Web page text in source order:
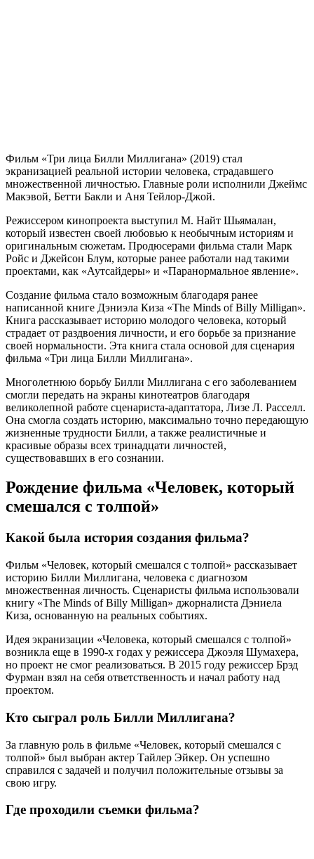
Фильм «Три лица Билли Миллигана» (2019) стал
экранизацией реальной истории человека, страдавшего
множественной личностью. Главные роли исполнили Джеймс
Макэвой, Бетти Бакли и Аня Тейлор-Джой.
Режиссером кинопроекта выступил М. Найт Шьямалан,
который известен своей любовью к необычным историям и
оригинальным сюжетам. Продюсерами фильма стали Марк
Ройс и Джейсон Блум, которые ранее работали над такими
проектами, как «Аутсайдеры» и «Паранормальное явление».
Создание фильма стало возможным благодаря ранее
написанной книге Дэниэла Киза «The Minds of Billy Milligan».
Книга рассказывает историю молодого человека, который
страдает от раздвоения личности, и его борьбе за признание
своей нормальности. Эта книга стала основой для сценария
фильма «Три лица Билли Миллигана».
Многолетнюю борьбу Билли Миллигана с его заболеванием
смогли передать на экраны кинотеатров благодаря
великолепной работе сценариста-адаптатора, Лизе Л. Расселл.
Она смогла создать историю, максимально точно передающую
жизненные трудности Билли, а также реалистичные и
красивые образы всех тринадцати личностей,
существовавших в его сознании.
Рождение фильма «Человек, который
смешался с толпой»
Какой была история создания фильма?
Фильм «Человек, который смешался с толпой» рассказывает
историю Билли Миллигана, человека с диагнозом
множественная личность. Сценаристы фильма использовали
книгу «The Minds of Billy Milligan» джорналиста Дэниела
Киза, основанную на реальных событиях.
Идея экранизации «Человека, который смешался с толпой»
возникла еще в 1990-х годах у режиссера Джоэля Шумахера,
но проект не смог реализоваться. В 2015 году режиссер Брэд
Фурман взял на себя ответственность и начал работу над
проектом.
Кто сыграл роль Билли Миллигана?
За главную роль в фильме «Человек, который смешался с
толпой» был выбран актер Тайлер Эйкер. Он успешно
справился с задачей и получил положительные отзывы за
свою игру.
Где проходили съемки фильма?